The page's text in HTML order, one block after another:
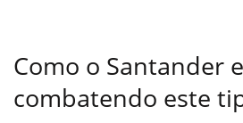
Como o Santander
combatendo este